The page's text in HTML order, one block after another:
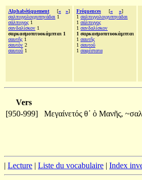
Alphabétiquement [« »]
σαλπιγγολογχυπηνάδαι 1
σάλπιγγος 1
σανδαλίσκον 1
σαρκασμοπιτυοκάμπται 1
σαυτῆς 1
σαυτόν 2
σαυτοῦ 1
Fréquences [« »]
1 σαλπιγγολογχυπηνάδαι
1 σάλπιγγος
1 σανδαλίσκον
1 σαρκασμοπιτυοκάμπται
1 σαυτῆς
1 σαυτοῦ
1 σαφέστατα
Vers
[950-999]
Μεγαίνετός θ᾽ ὁ Μανῆς,
| Lecture | Liste du vocabulaire | Index